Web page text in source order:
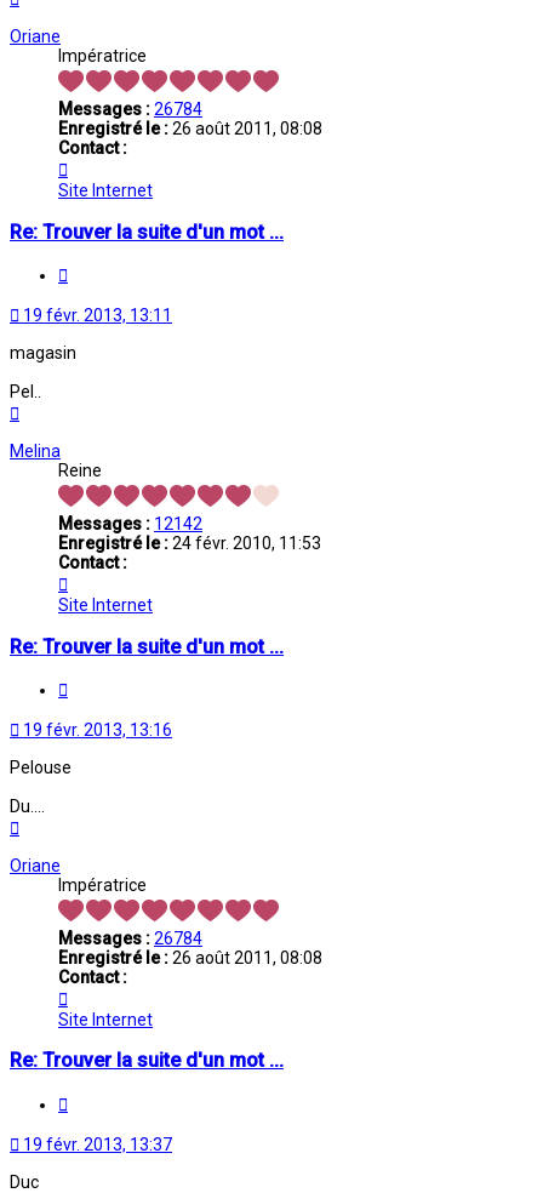
Oriane
Impératrice
Messages :26784
Enregistré le :26 août 2011, 08:08
Contact :
Oriane
Site Internet
Re: Trouver la suite d'un mot ...
19 févr. 2013, 13:11
magasin
Pel..
Melina
Reine
Messages : 12142
Enregistré le :24 févr. 2010, 11:53
Contact :
Melina
Site Internet
Re: Trouver la suite d'un mot ...
19 févr. 2013, 13:16
Pelouse
Du....
Oriane
Impératrice
Messages :26784
Enregistré le :26 août 2011, 08:08
Contact :
Oriane
Site Internet
Re: Trouver la suite d'un mot ...
19 févr. 2013, 13:37
Duc